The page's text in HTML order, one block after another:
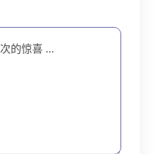
的惊喜 ...